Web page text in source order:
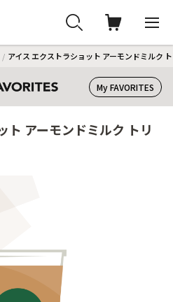
アイス エクストラショット アーモンドミルク
My FAVORITES
ト アーモンドミルク トリ